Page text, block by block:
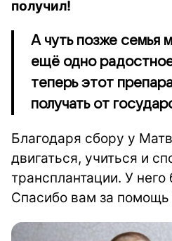
получил!
А чуть позже семья
ещё одно
теперь этот
получать от
Благодаря сбору у
двигаться, учиться и
трансплантации. У
Спасибо вам за помощь